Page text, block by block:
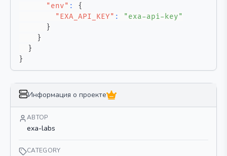
"env" :
{
"EXA_API_KEY" :
"exa-api-key"
}
}
}
}
Информация о проекте
АВТОР
exa-labs
CATEGORY